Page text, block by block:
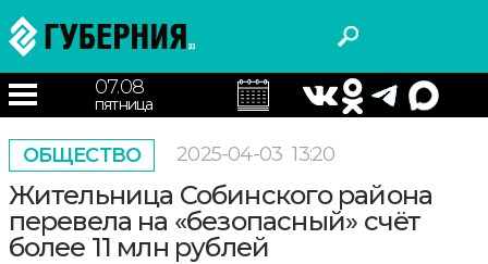
07.08
пятница
ОБЩЕСТВО 2025-04-03 13:20
Жительница Собинского района
перевела на «безопасный» счёт
более 11 млн рублей